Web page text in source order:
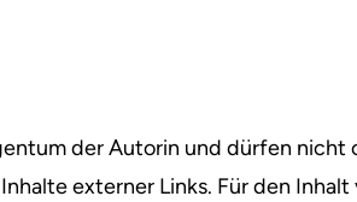
der Autorin und dürfen
externer Links. Für den